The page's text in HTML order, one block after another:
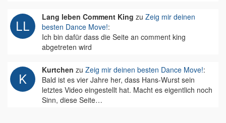
Lang leben Comment King zu Zeig mir deinen
besten Dance Move!:
Ich bin dafür dass die Seite an comment king
abgetreten wird
Kurtchen zu Zeig mir deinen besten Dance Move!:
Bald ist es vier Jahre her, dass Hans-Wurst sein
letztes Video eingestellt hat. Macht es eigentlich noch
Sinn, diese Seite…